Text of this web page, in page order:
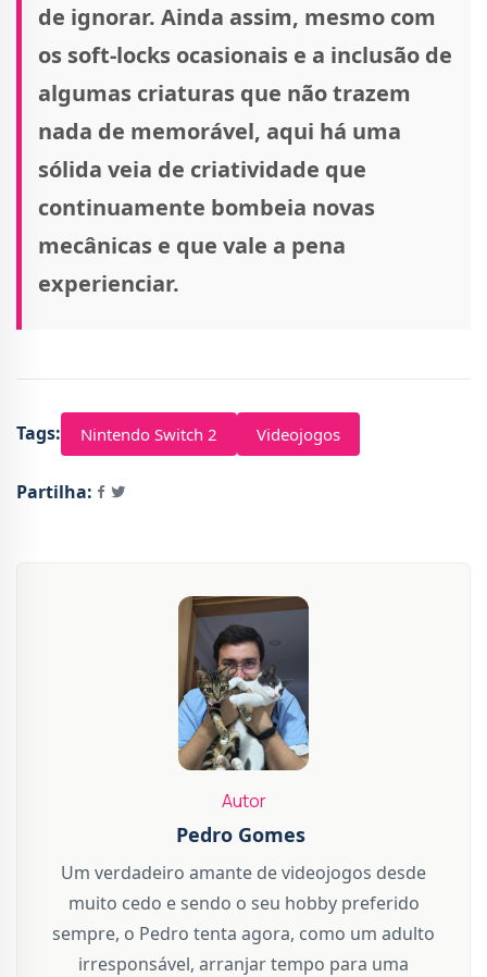
de ignorar. Ainda assim, mesmo com
os soft-locks ocasionais e a inclusão de
algumas criaturas que não trazem
nada de memorável, aqui há uma
sólida veia de criatividade que
continuamente bombeia novas
mecânicas e que vale a pena
experienciar.
Tags: Nintendo Switch 2 Videojogos
Partilha:
Autor
Pedro Gomes
Um verdadeiro amante de videojogos desde
muito cedo e sendo o seu hobby preferido
sempre, o Pedro tenta agora, como um adulto
irresponsável, arranjar tempo para uma